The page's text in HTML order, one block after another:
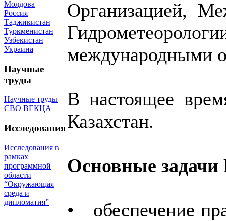
Молдова
Россия
Таджикистан
Туркменистан
Узбекистан
Украина
Научные
труды
Научные труды
СВО ВЕКЦА
Исследования
Исследования в
рамках
программной
области
“Окружающая
среда и
дипломатия”
Организацией,
международными
В настоящее
Казахстан.
Основные
• обеспечение